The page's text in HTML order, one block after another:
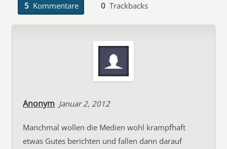
5 Kommentare 0 Trackbacks
Anonym Januar 2, 2012
Manchmal wollen die Medien wohl krampfhaft
etwas Gutes berichten und fallen dann darauf